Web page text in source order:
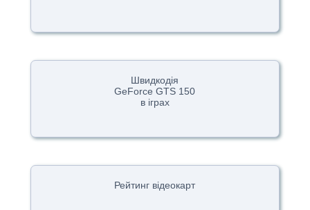
Швидкодія
GeForce GTS 150
в іграх
Рейтинг відеокарт